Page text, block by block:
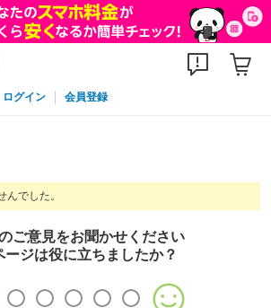
ログイン 会員登録
んでした。
ご意見をお聞かせください
ージは役に立ちましたか？